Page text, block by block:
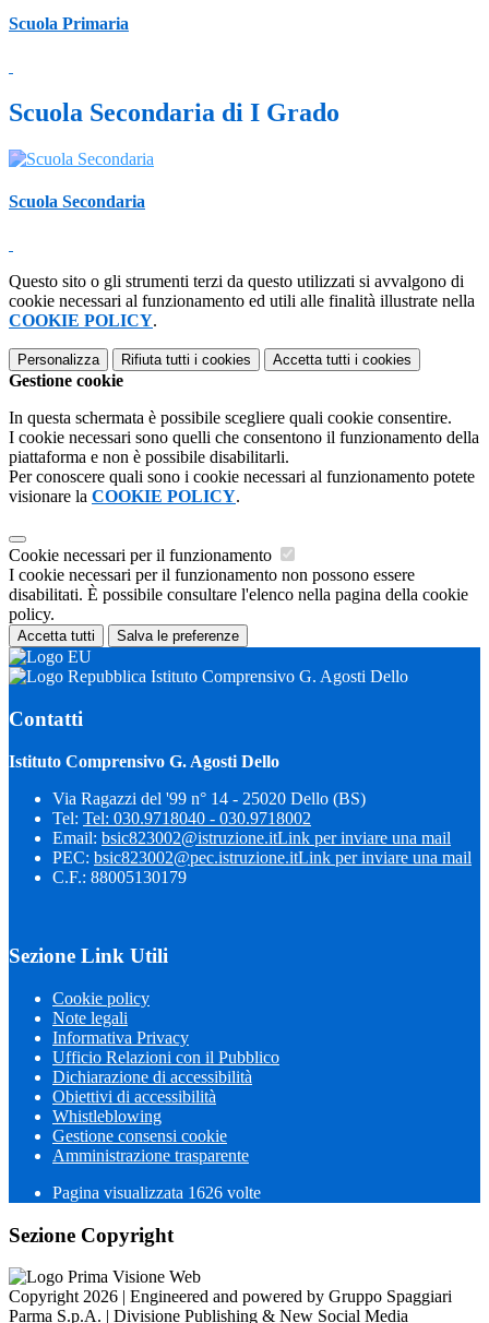
Scuola Primaria
Scuola Secondaria di I Grado
Scuola Secondaria
Questo sito o gli strumenti terzi da questo utilizzati si avvalgono di
cookie necessari al funzionamento ed utili alle finalità illustrate nella
COOKIE POLICY.
Personalizza Rifiuta tutti i cookies Accetta tutti i cookies
Gestione cookie
In questa schermata è possibile scegliere quali cookie consentire.
I cookie necessari sono quelli che consentono il funzionamento della
piattaforma e non è possibile disabilitarli.
Per conoscere quali sono i cookie necessari al funzionamento potete
visionare la COOKIE POLICY.
Cookie necessari per il funzionamento
I cookie necessari per il funzionamento non possono essere
disabilitati. È possibile consultare l'elenco nella pagina della cookie
policy.
Accetta tutti Salva le preferenze
Istituto Comprensivo G. Agosti Dello
Contatti
Istituto Comprensivo G. Agosti Dello
Via Ragazzi del '99 n° 14 - 25020 Dello (BS)
Tel: Tel: 030.9718040 - 030.9718002
Email: bsic823002@istruzione.itLink per inviare una mail
PEC: bsic823002@pec.istruzione.itLink per inviare una mail
C.F.: 88005130179
Sezione Link Utili
Cookie policy
Note legali
Informativa Privacy
Ufficio Relazioni con il Pubblico
Dichiarazione di accessibilità
Obiettivi di accessibilità
Whistleblowing
Gestione consensi cookie
Amministrazione trasparente
Pagina visualizzata 1626 volte
Sezione Copyright
Copyright 2026 | Engineered and powered by Gruppo Spaggiari
Parma S.p.A. | Divisione Publishing & New Social Media